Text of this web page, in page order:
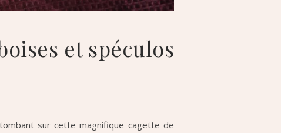
et spéculos
sur cette magnifique cagette de